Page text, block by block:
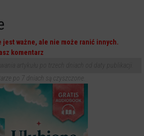
jest ważne, ale nie może ranić innych.
komentarz
po 7 dniach są czyszczone.